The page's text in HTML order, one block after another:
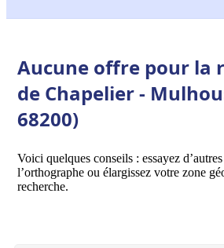
Aucune offre pour la
de Chapelier -
68200)
Voici quelques conseils : essayez
l’orthographe ou élargissez votre zone
recherche.